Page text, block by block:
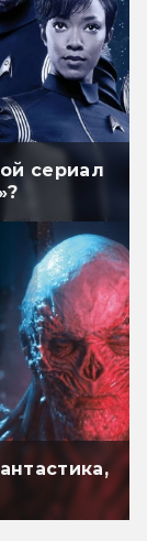
сериал